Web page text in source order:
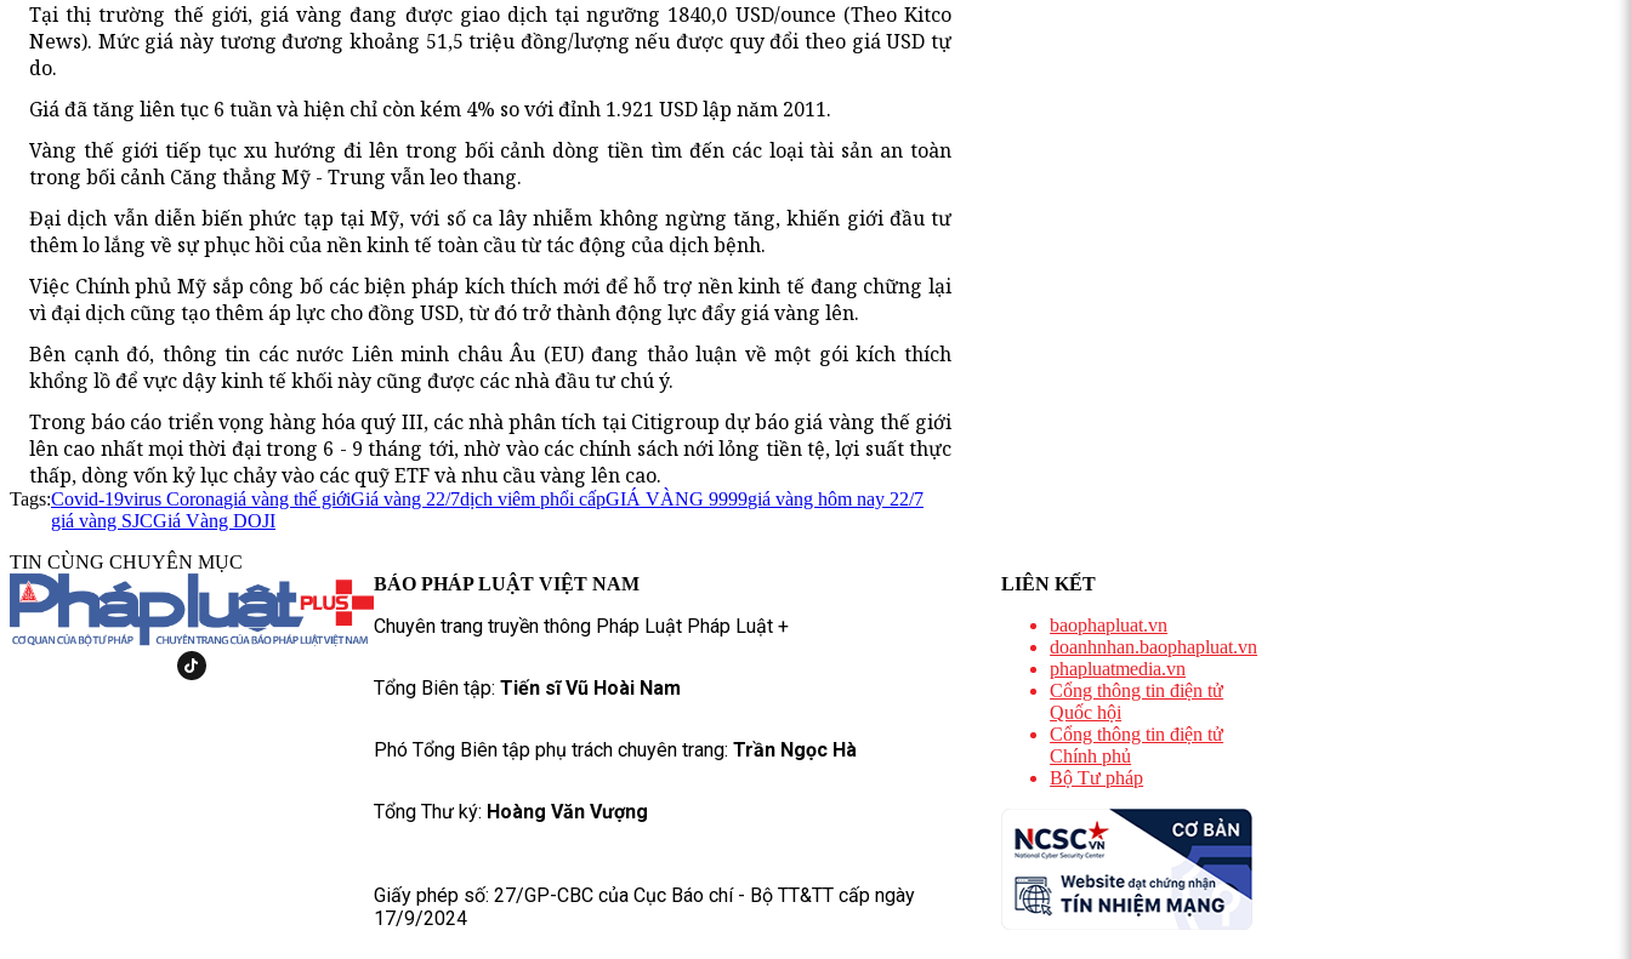
Tại thị trường thế giới, giá vàng đang được giao dịch tại ngưỡng 1840,0 USD/ounce (Theo Kitco
News). Mức giá này tương đương khoảng 51,5 triệu đồng/lượng nếu được quy đổi theo giá USD tự
do.
Giá đã tăng liên tục 6 tuần và hiện chỉ còn kém 4% so với đỉnh 1.921 USD lập năm 2011.
Vàng thế giới tiếp tục xu hướng đi lên trong bối cảnh dòng tiền tìm đến các loại tài sản an toàn
trong bối cảnh Căng thẳng Mỹ - Trung vẫn leo thang.
Đại dịch vẫn diễn biến phức tạp tại Mỹ, với số ca lây nhiễm không ngừng tăng, khiến giới đầu tư
thêm lo lắng về sự phục hồi của nền kinh tế toàn cầu từ tác động của dịch bệnh.
Việc Chính phủ Mỹ sắp công bố các biện pháp kích thích mới để hỗ trợ nền kinh tế đang chững lại
vì đại dịch cũng tạo thêm áp lực cho đồng USD, từ đó trở thành động lực đẩy giá vàng lên.
Bên cạnh đó, thông tin các nước Liên minh châu Âu (EU) đang thảo luận về một gói kích thích
khổng lồ để vực dậy kinh tế khối này cũng được các nhà đầu tư chú ý.
Trong báo cáo triển vọng hàng hóa quý III, các nhà phân tích tại Citigroup dự báo giá vàng thế giới
lên cao nhất mọi thời đại trong 6 - 9 tháng tới, nhờ vào các chính sách nới lỏng tiền tệ, lợi suất thực
thấp, dòng vốn kỷ lục chảy vào các quỹ ETF và nhu cầu vàng lên cao.
Tags:Covid-19virus Coronagiá vàng thế giớiGiá vàng 22/7dịch viêm phổi cấpGIÁ VÀNG 9999giá vàng hôm nay 22/7
giá vàng SJCGiá Vàng DOJI
TIN CÙNG CHUYÊN MỤC
BÁO PHÁP LUẬT VIỆT NAM
Chuyên trang truyền thông Pháp Luật Pháp Luật +
Tổng Biên tập: Tiến sĩ Vũ Hoài Nam
Phó Tổng Biên tập phụ trách chuyên trang: Trần Ngọc Hà
Tổng Thư ký: Hoàng Văn Vượng
Giấy phép số: 27/GP-CBC của Cục Báo chí - Bộ TT&TT cấp ngày
17/9/2024
LIÊN KẾT
baophapluat.vn
doanhnhan.baophapluat.vn
phapluatmedia.vn
Cổng thông tin điện tử
Quốc hội
Cổng thông tin điện tử
Chính phủ
Bộ Tư pháp